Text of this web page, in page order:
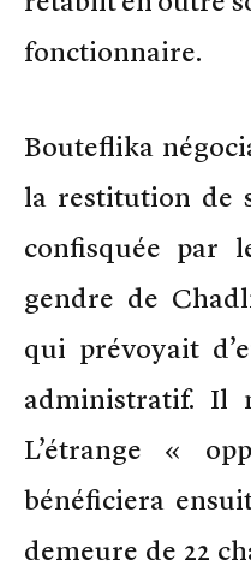
fonctionnaire.
Bouteflika
la restitution de
confisquée par
gendre de
qui prévoyait
administratif. Il
L’étrange «
bénéficiera
demeure de 22